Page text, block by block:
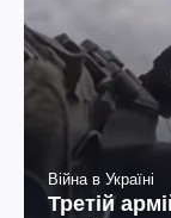
Війна в Україні
Третій